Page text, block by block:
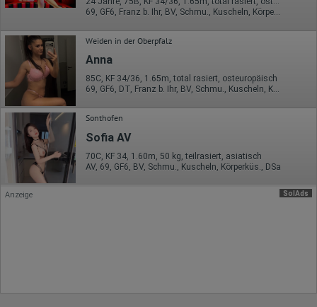
Domain-Name
Eindeutige Benutzerkennung
Ort der Verarbeitung:
Europäische Union
Rechtliche Grundlage der Verarbeitung
Art. 6 Abs. 1 S. 1 lit. a DSGVO
69, GF6, Franz b. Ihr, BV, Schmu., Kuscheln, Körperküs., DSa
Weiden in der Oberpfalz
Anna
85C, KF 34/36, 1.65m, total rasiert, osteuropäisch
69, GF6, DT, Franz b. Ihr, BV, Schmu., Kuscheln, Körperküs.
Sonthofen
Sofia AV
70C, KF 34, 1.60m, 50 kg, teilrasiert, asiatisch
AV, 69, GF6, BV, Schmu., Kuscheln, Körperküs., DSa
SolAds
Anzeige